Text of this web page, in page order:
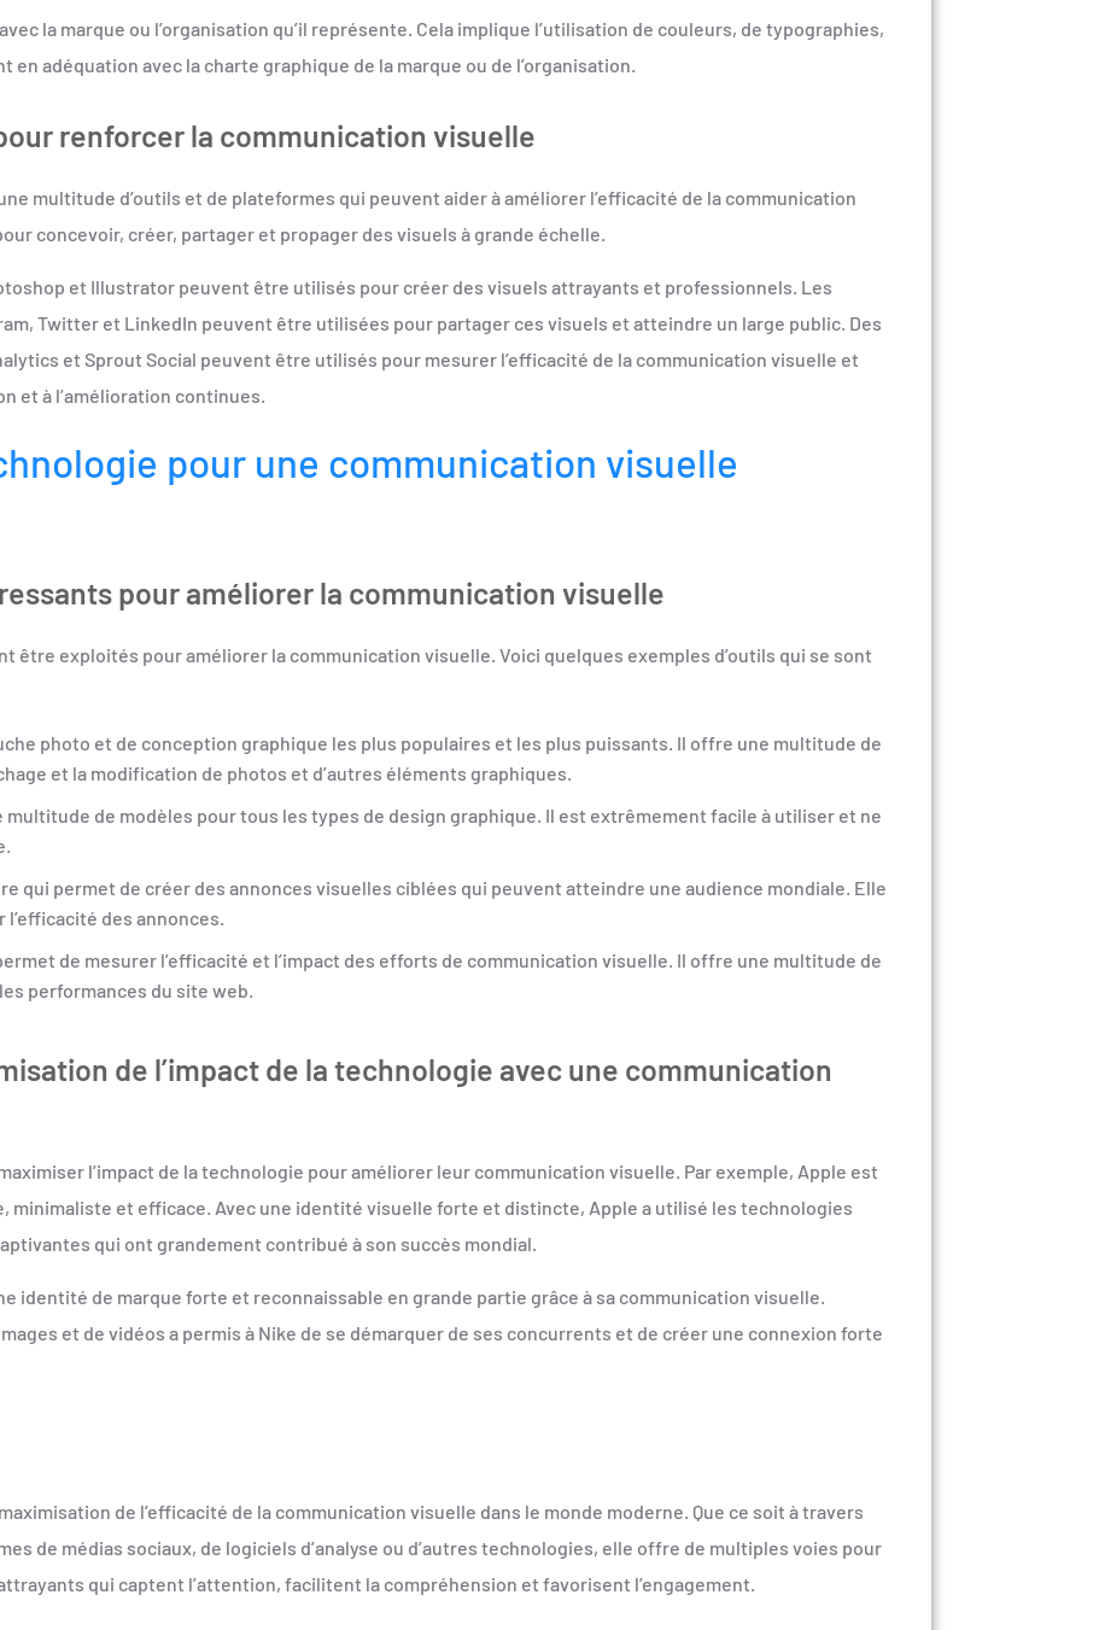
la marque ou l’organisation qu’il représente. Cela implique l’utilisation de couleurs, de typographies,
adéquation avec la charte graphique de la marque ou de l’organisation.
renforcer la communication visuelle
multitude d’outils et de plateformes qui peuvent aider à améliorer l’efficacité de la communication
concevoir, créer, partager et propager des visuels à grande échelle.
et Illustrator peuvent être utilisés pour créer des visuels attrayants et professionnels. Les
Twitter et LinkedIn peuvent être utilisées pour partager ces visuels et atteindre un large public. Des
et Sprout Social peuvent être utilisés pour mesurer l’efficacité de la communication visuelle et
et à l’amélioration continues.
pour une communication visuelle
pour améliorer la communication visuelle
être exploités pour améliorer la communication visuelle. Voici quelques exemples d’outils qui se sont
photo et de conception graphique les plus populaires et les plus puissants. Il offre une multitude de
et la modification de photos et d’autres éléments graphiques.
multitude de modèles pour tous les types de design graphique. Il est extrêmement facile à utiliser et ne
qui permet de créer des annonces visuelles ciblées qui peuvent atteindre une audience mondiale. Elle
des annonces.
de mesurer l’efficacité et l’impact des efforts de communication visuelle. Il offre une multitude de
performances du site web.
de l’impact de la technologie avec une communication
l’impact de la technologie pour améliorer leur communication visuelle. Par exemple, Apple est
minimaliste et efficace. Avec une identité visuelle forte et distincte, Apple a utilisé les technologies
qui ont grandement contribué à son succès mondial.
identité de marque forte et reconnaissable en grande partie grâce à sa communication visuelle.
et de vidéos a permis à Nike de se démarquer de ses concurrents et de créer une connexion forte
de l’efficacité de la communication visuelle dans le monde moderne. Que ce soit à travers
de médias sociaux, de logiciels d’analyse ou d’autres technologies, elle offre de multiples voies pour
qui captent l’attention, facilitent la compréhension et favorisent l’engagement.